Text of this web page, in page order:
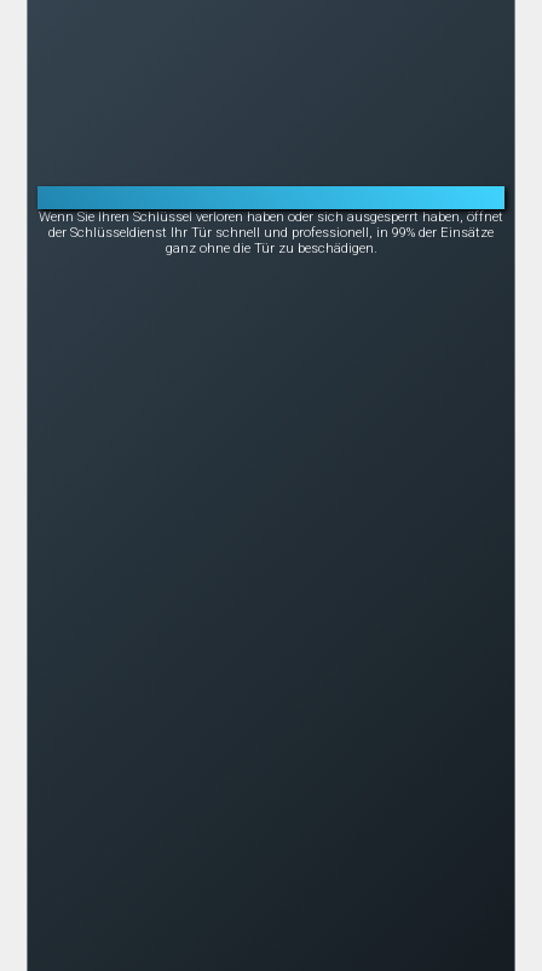
Wenn Sie Ihren Schlüssel verloren haben oder sich ausgesperrt haben, öffnet
der Schlüsseldienst Ihr Tür schnell und professionell, in 99% der Einsätze
ganz ohne die Tür zu beschädigen.